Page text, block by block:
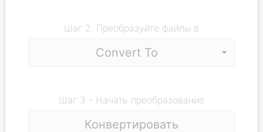
Шаг 2. Преобразуйте файлы в
Шаг 3 - Начать преобразование
Конвертировать